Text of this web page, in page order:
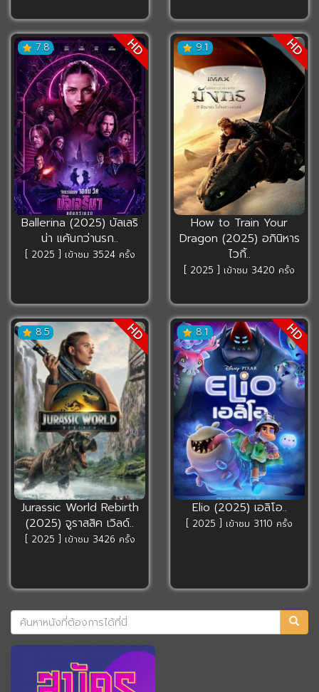
7.8 HD
Ballerina (2025) บัลเลริ
น่า แค้นกว่านรก..
[ 2025 ] เข้าชม 3524 ครั้ง
9.1 HD
How to Train Your
Dragon (2025) อภินิหาร
ไวกิ้..
[ 2025 ] เข้าชม 3420 ครั้ง
8.5 HD
Jurassic World Rebirth
(2025) จูราสสิค เวิลด์..
[ 2025 ] เข้าชม 3426 ครั้ง
8.1 HD
Elio (2025) เอลิโอ..
[ 2025 ] เข้าชม 3110 ครั้ง